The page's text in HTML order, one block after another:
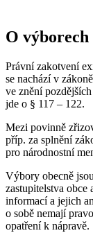
O výborech
Právní zakotvení
se nachází v
ve znění
jde o § 117 – 122.
Mezi povinně
příp. za splnění
pro národnostní
Výbory obecně
zastupitelstva obce
informací a jejich
o sobě nemají
opatření k nápravě.